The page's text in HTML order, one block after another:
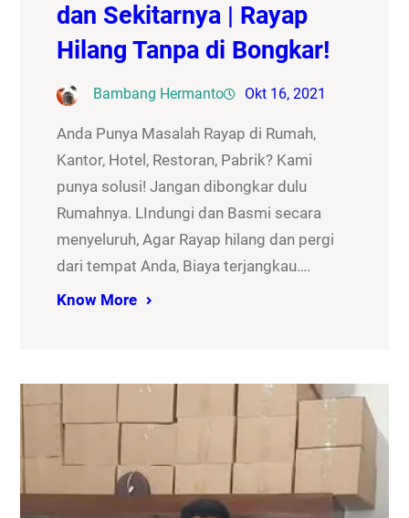
dan Sekitarnya | Rayap
Hilang Tanpa di Bongkar!
Bambang Hermanto Okt 16, 2021
Anda Punya Masalah Rayap di Rumah,
Kantor, Hotel, Restoran, Pabrik? Kami
punya solusi! Jangan dibongkar dulu
Rumahnya. LIndungi dan Basmi secara
menyeluruh, Agar Rayap hilang dan pergi
dari tempat Anda, Biaya terjangkau….
Know More